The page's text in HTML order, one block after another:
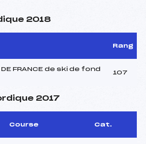
2018
Rang
DE FRANCE de ski de fond
107
2017
Course Cat.